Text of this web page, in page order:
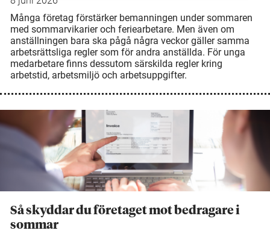
Många företag förstärker bemanningen under sommaren
med sommarvikarier och feriearbetare. Men även om
anställningen bara ska pågå några veckor gäller samma
arbetsrättsliga regler som för andra anställda. För unga
medarbetare finns dessutom särskilda regler kring
arbetstid, arbetsmiljö och arbetsuppgifter.
Så skyddar du företaget mot bedragare i
sommar